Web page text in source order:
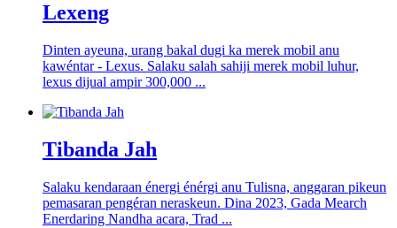
Lexeng
Dinten ayeuna, urang bakal dugi ka merek mobil anu
kawéntar - Lexus. Salaku salah sahiji merek mobil luhur,
lexus dijual ampir 300,000 ...
Tibanda Jah
Salaku kendaraan énergi énérgi anu Tulisna, anggaran pikeun
pemasaran pengéran neraskeun. Dina 2023, Gada Mearch
Enerdaring Nandha acara, Trad ...